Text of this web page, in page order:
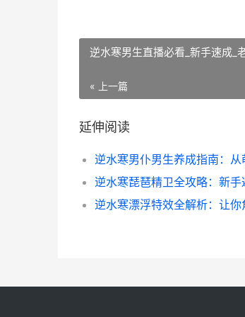
逆水寒男生直播必看_新手速成_
« 上一篇
延伸阅读
逆水寒漂浮特效全解析：让你